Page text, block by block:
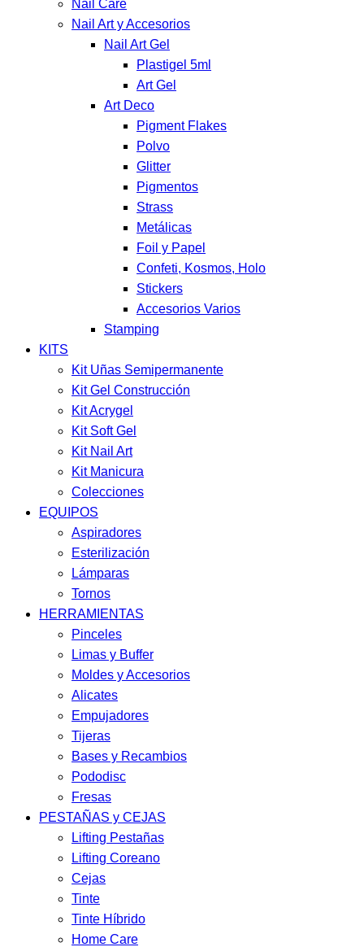
Nail Care
Nail Art y Accesorios
Nail Art Gel
Plastigel 5ml
Art Gel
Art Deco
Pigment Flakes
Polvo
Glitter
Pigmentos
Strass
Metálicas
Foil y Papel
Confeti, Kosmos, Holo
Stickers
Accesorios Varios
Stamping
KITS
Kit Uñas Semipermanente
Kit Gel Construcción
Kit Acrygel
Kit Soft Gel
Kit Nail Art
Kit Manicura
Colecciones
EQUIPOS
Aspiradores
Esterilización
Lámparas
Tornos
HERRAMIENTAS
Pinceles
Limas y Buffer
Moldes y Accesorios
Alicates
Empujadores
Tijeras
Bases y Recambios
Pododisc
Fresas
PESTAÑAS y CEJAS
Lifting Pestañas
Lifting Coreano
Cejas
Tinte
Tinte Híbrido
Home Care